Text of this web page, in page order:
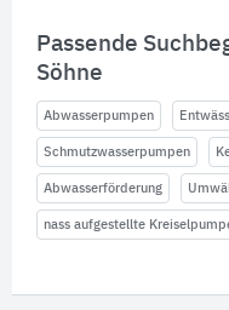
Passende
Söhne
Abwasserpumpen
Schmutzwasserpumpen
Abwasserförderung
nass aufgestellte